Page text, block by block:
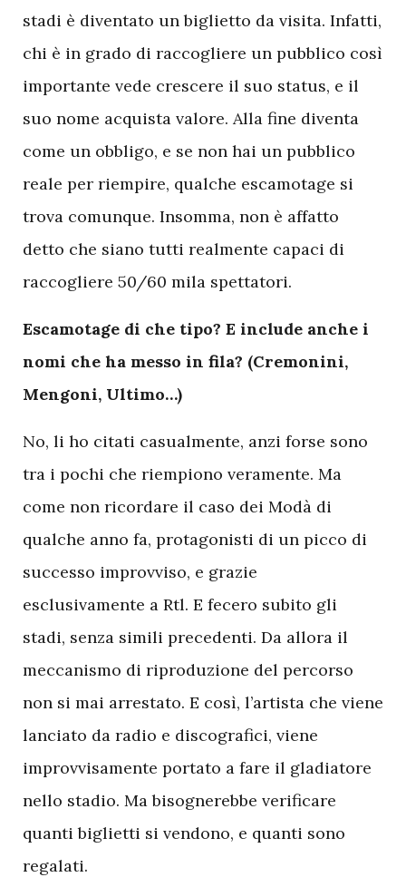
stadi è diventato un biglietto da visita. Infatti,
chi è in grado di raccogliere un pubblico così
importante vede crescere il suo status, e il
suo nome acquista valore. Alla fine diventa
come un obbligo, e se non hai un pubblico
reale per riempire, qualche escamotage si
trova comunque. Insomma, non è affatto
detto che siano tutti realmente capaci di
raccogliere 50/60 mila spettatori.
Escamotage di che tipo? E include anche i
nomi che ha messo in fila? (Cremonini,
Mengoni, Ultimo…)
No, li ho citati casualmente, anzi forse sono
tra i pochi che riempiono veramente. Ma
come non ricordare il caso dei Modà di
qualche anno fa, protagonisti di un picco di
successo improvviso, e grazie
esclusivamente a Rtl. E fecero subito gli
stadi, senza simili precedenti. Da allora il
meccanismo di riproduzione del percorso
non si mai arrestato. E così, l’artista che viene
lanciato da radio e discografici, viene
improvvisamente portato a fare il gladiatore
nello stadio. Ma bisognerebbe verificare
quanti biglietti si vendono, e quanti sono
regalati.